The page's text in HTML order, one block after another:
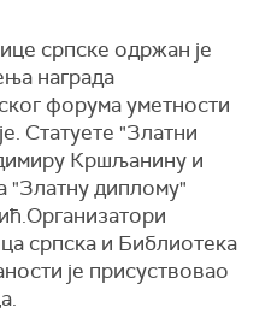
српске одржан је
награда
форума уметности
Статуете "Златни
Кршљанину и
диплому"
српска и Библиотека
је присуствовао